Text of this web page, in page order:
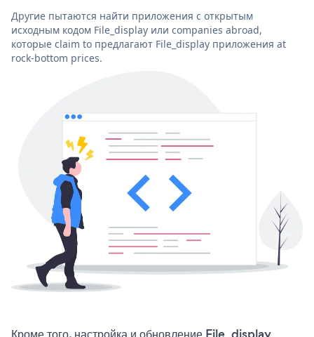
Другие пытаются найти приложения с открытым
исходным кодом File_display или companies abroad,
которые claim to предлагают File_display приложения at
rock-bottom prices.